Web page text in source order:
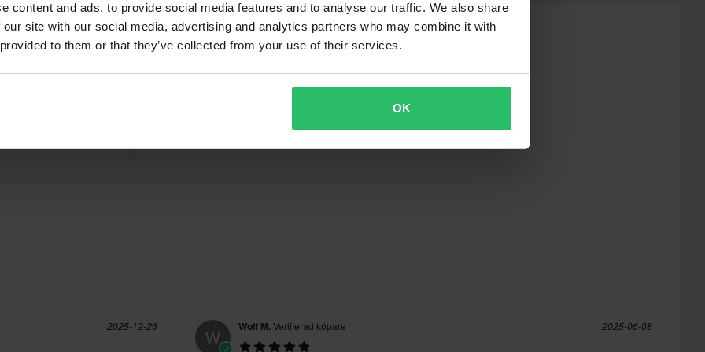
content and ads, to provide social media features and to analyse our traffic. We also share
site with our social media, advertising and analytics partners who may combine it with
to them or that they’ve collected from your use of their services.
OK
tillkommer. *Rätten att
tillverkade på beställning. Se
Recensioner
(27)
2025-12-26
W Wolf M.Verifierad köpare 2025-06-08